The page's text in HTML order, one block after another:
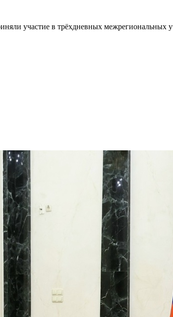
участие в трёхдневных межрегиональных